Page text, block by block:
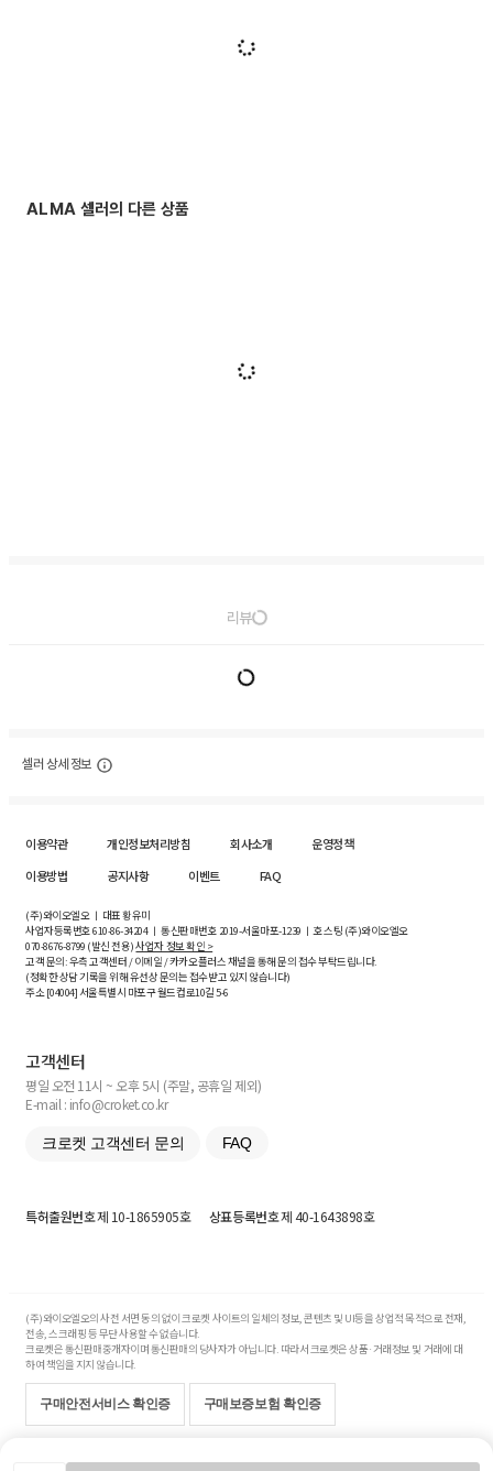
ALMA 셀러의 다른 상품
리뷰
셀러 상세 정보
이용약관 개인정보처리방침 회사소개
운영정책
이용방법
공지사항 이벤트 FAQ
(주)와이오엘오 ㅣ 대표 황유미
사업자등록번호610-86-34204ㅣ 통신판매번호 2019-서울마포-1239 ㅣ 호스팅 (주)와이오엘오
070-8676-8799 (발신 전용)사업자 정보 확인 >
고객 문의: 우측 고객센터 / 이메일 / 카카오플러스 채널을 통해 문의 접수 부탁드립니다.
(정확한 상담 기록을 위해 유선상 문의는 접수받고 있지 않습니다)
주소 [04004] 서울특별시 마포구 월드컵로10길5-6
고객센터
평일 오전 11시 ~ 오후 5시 (주말, 공휴일 제외)
E-mail : info@croket.co.kr
크로켓 고객센터 문의 FAQ
특허출원번호제 10-1865905호 상표등록번호제 40-1643898호
(주)와이오엘오의 사전 서면 동의 없이 크로켓 사이트의 일체의 정보, 콘텐츠 및 UI등을 상업적 목적으로 전재,
전송, 스크래핑 등 무단 사용할 수 없습니다.
크로켓은 통신판매중개자이며 통신판매의 당사자가 아닙니다. 따라서 크로켓은 상품·거래정보 및 거래에 대
하여 책임을 지지 않습니다.
구매안전서비스 확인증 구매보증보험 확인증